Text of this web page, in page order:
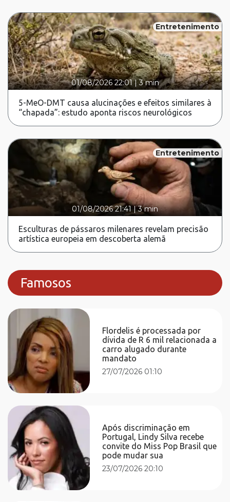
Entretenimento
01/08/2026 22:01|3 min
5-MeO-DMT causa alucinações e efeitos similares à
“chapada”: estudo aponta riscos neurológicos
Entretenimento
01/08/2026 21:41 |3 min
Esculturas de pássaros milenares revelam precisão
artística europeia em descoberta alemã
Famosos
Flordelis é processada por
dívida de R 6 mil relacionada a
carro alugado durante
mandato
27/07/2026 01:10
Após discriminação em
Portugal, Lindy Silva recebe
convite do Miss Pop Brasil que
pode mudar sua
23/07/2026 20:10